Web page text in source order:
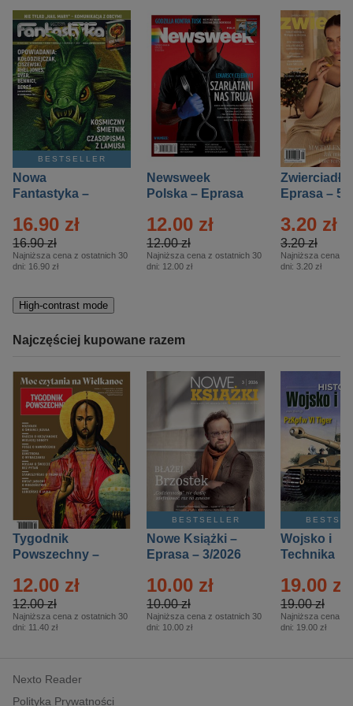
BESTSELLER
Nowa
Fantastyka –
16.90 zł
16.90 zł
Najniższa cena z ostatnich 30
dni: 16.90 zł
Newsweek
Polska – Eprasa
12.00 zł
12.00 zł
Najniższa cena z ostatnich 30
dni: 12.00 zł
Zwierciadło
Eprasa – 5/
3.20 zł
3.20 zł
Najniższa cena z
dni: 3.20 zł
High-contrast mode
Najczęściej kupowane razem
Tygodnik
Powszechny –
12.00 zł
12.00 zł
Najniższa cena z ostatnich 30
dni: 11.40 zł
BESTSELLER
Nowe Książki –
Eprasa – 3/2026
10.00 zł
10.00 zł
Najniższa cena z ostatnich 30
dni: 10.00 zł
Wojsko i
Technika
– 2/2026
19.00 zł
19.00 zł
Najniższa cena z
dni: 19.00 zł
Nexto Reader
Polityka Prywatności